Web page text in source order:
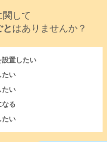
関して
とはありませんか？
置したい
たい
たい
なる
たい